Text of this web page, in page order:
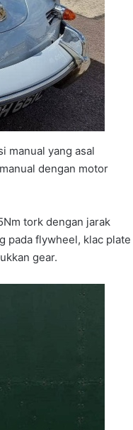
manual yang asal
dengan motor
tork dengan jarak
pada flywheel, klac plate
gear.